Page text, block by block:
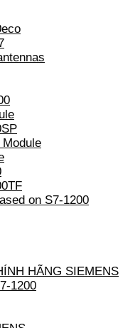
on S7-1200
HÃNG SIEMENS
1200